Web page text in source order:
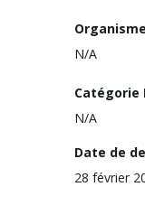
N/A
Catégorie
N/A
Date de
28 février